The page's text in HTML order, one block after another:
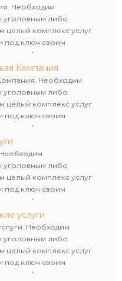
Необходим
уголовным либо
целый комплекс услуг
под ключ своим
физических и
подход к каждому
Компания
Необходим
уголовным либо
целый комплекс услуг
под ключ своим
физических и
подход к каждому
уголовным либо
целый комплекс услуг
под ключ своим
физических и
подход к каждому
услуги
Необходим
уголовным либо
целый комплекс услуг
под ключ своим
физических и